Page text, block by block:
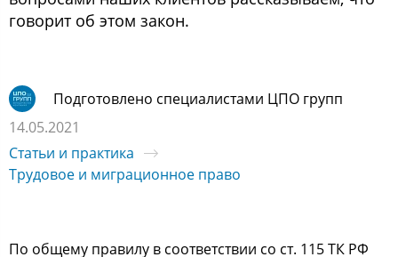
говорит об этом закон.
Подготовлено специалистами ЦПО групп
14.05.2021
Статьи и практика
Трудовое и миграционное право
По общему правилу в соответствии со ст. 115 ТК РФ